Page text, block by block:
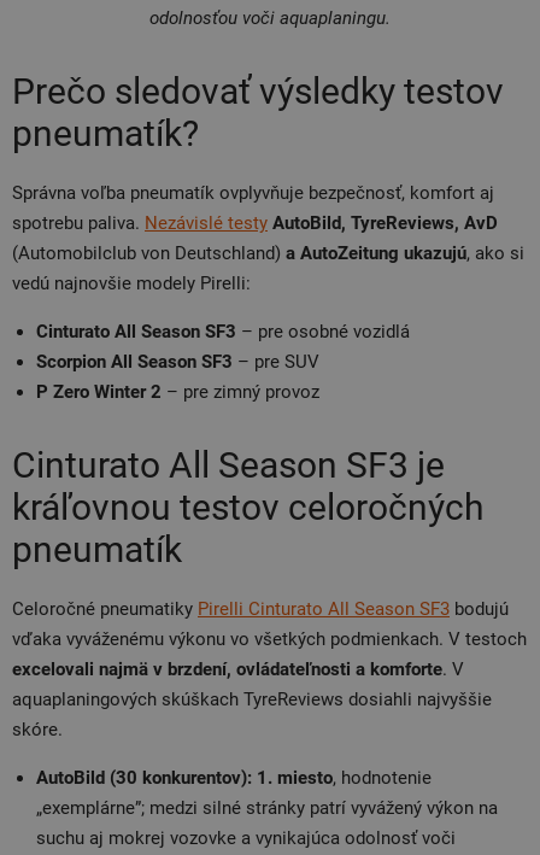
odolnosťou voči aquaplaningu.
Prečo sledovať výsledky testov
pneumatík?
Správna voľba pneumatík ovplyvňuje bezpečnosť, komfort aj
spotrebu paliva. Nezávislé testy AutoBild, TyreReviews, AvD
(Automobilclub von Deutschland) a AutoZeitung ukazujú, ako si
vedú najnovšie modely Pirelli:
Cinturato All Season SF3 – pre osobné vozidlá
Scorpion All Season SF3 – pre SUV
P Zero Winter 2 – pre zimný provoz
Cinturato All Season SF3 je
kráľovnou testov celoročných
pneumatík
Celoročné pneumatiky Pirelli Cinturato All Season SF3 bodujú
vďaka vyváženému výkonu vo všetkých podmienkach. V testoch
excelovali najmä v brzdení, ovládateľnosti a komforte. V
aquaplaningových skúškach TyreReviews dosiahli najvyššie
skóre.
AutoBild (30 konkurentov): 1. miesto, hodnotenie
„exemplárne”; medzi silné stránky patrí vyvážený výkon na
suchu aj mokrej vozovke a vynikajúca odolnosť voči